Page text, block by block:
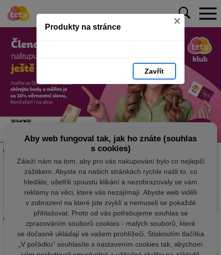
Produkty na stránce ×
Zavřít
Aby web fungoval tak, jak ho znáte (souhlas
s cookies)
Záleží nám na tom, aby pro vás nakupování bylo co nejlepší
zážitkem. Abyste na našich stránkách rychle našli to, co
hledáte, ušetřili spoustu klikání a nezobrazovaly se vám
reklamy na věci, které vás nezajímají. Abyste web viděli
v zobrazení na které jste zvyklí a nemuseli se pokaždé
přihlašovat. Proto od vás potřebujeme souhlas se
zpracováním souborů cookies - malých souborů, které
se dočasně ukládají ve vašem prohlížeči. Stisknutím tlačítka
„V pořádku“ souhlasíte s nastavením cookies tak, abychom